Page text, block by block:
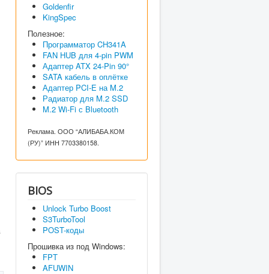
Goldenfir
KingSpec
Полезное:
Программатор CH341A
FAN HUB для 4-pin PWM
Адаптер ATX 24-Pin 90°
SATA кабель в оплётке
Адаптер PCI-E на M.2
Радиатор для M.2 SSD
M.2 Wi-Fi с Bluetooth
Реклама. ООО “АЛИБАБА.КОМ
(РУ)” ИНН 7703380158.
BIOS
Unlock Turbo Boost
S3TurboTool
POST-коды
Прошивка из под Windows:
FPT
AFUWIN